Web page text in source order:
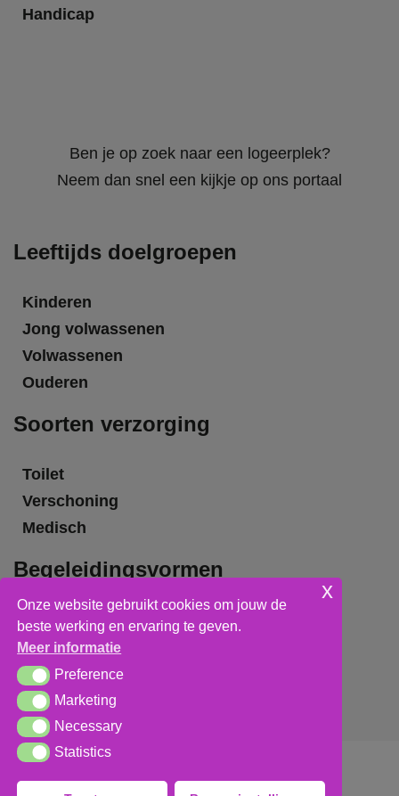
Handicap
Ben je op zoek naar een logeerplek?
Neem dan snel een kijkje op ons portaal
Leeftijds doelgroepen
Kinderen
Jong volwassenen
Volwassenen
Ouderen
Soorten verzorging
Toilet
Verschoning
Medisch
Begeleidingsvormen
Grote groepsbegeleiding
Kleine groepsbegeleiding
Individuele begeleiding
Onze website gebruikt cookies om jouw de
beste werking en ervaring te geven.
Meer informatie
PreferencePreference
MarketingMarketing
NecessaryNecessary
StatisticsStatistics
x